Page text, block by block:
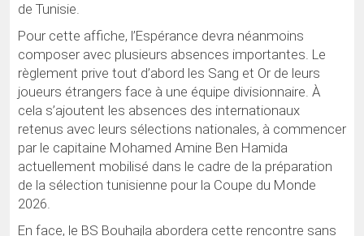
de Tunisie.
Pour cette affiche, l’Espérance devra néanmoins
composer avec plusieurs absences importantes. Le
règlement prive tout d’abord les Sang et Or de leurs
joueurs étrangers face à une équipe divisionnaire. À
cela s’ajoutent les absences des internationaux
retenus avec leurs sélections nationales, à commencer
par le capitaine Mohamed Amine Ben Hamida
actuellement mobilisé dans le cadre de la préparation
de la sélection tunisienne pour la Coupe du Monde
2026.
En face, le BS Bouhajla abordera cette rencontre sans